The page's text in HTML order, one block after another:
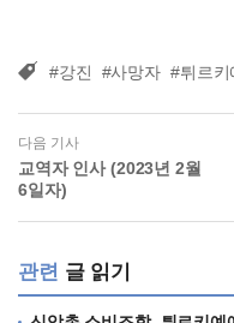
#강진 #사망자 #튀르키
다음 기사
교역자 인사 (2023년 2월
6일자)
관련 글 읽기